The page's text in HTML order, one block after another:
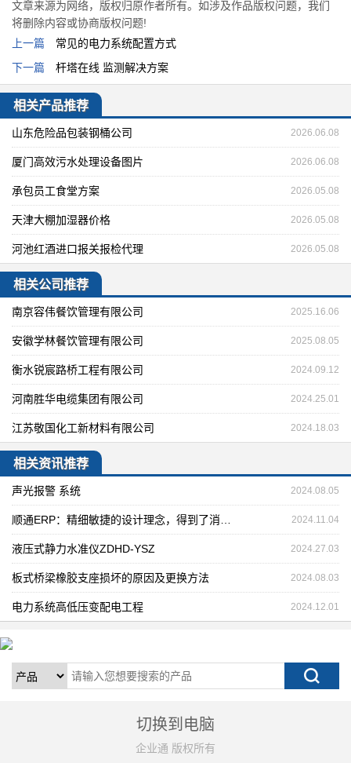
文章来源为网络，版权归原作者所有。如涉及作品版权问题，我们
将删除内容或协商版权问题!
上一篇 常见的电力系统配置方式
下一篇 杆塔在线 监测解决方案
相关产品推荐
山东危险品包装钢桶公司 2026.06.08
厦门高效污水处理设备图片 2026.06.08
承包员工食堂方案 2026.05.08
天津大棚加湿器价格 2026.05.08
河池红酒进口报关报检代理 2026.05.08
相关公司推荐
南京容伟餐饮管理有限公司 2025.16.06
安徽学林餐饮管理有限公司 2025.08.05
衡水锐宸路桥工程有限公司 2024.09.12
河南胜华电缆集团有限公司 2024.25.01
江苏敬国化工新材料有限公司 2024.18.03
相关资讯推荐
声光报警 系统 2024.08.05
2024.11.04
液压式静力水准仪ZDHD-YSZ 2024.27.03
板式桥梁橡胶支座损坏的原因及更换方法 2024.08.03
电力系统高低压变配电工程 2024.12.01
切换到电脑
企业通 版权所有